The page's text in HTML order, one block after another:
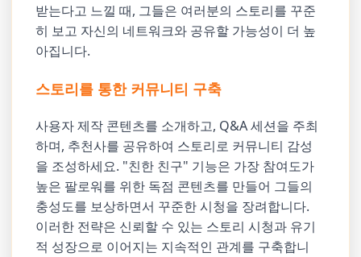
받는다고 느낄 때, 그들은 여러분의 스토리를 꾸준
히 보고 자신의 네트워크와 공유할 가능성이 더 높
아집니다.
스토리를 통한 커뮤니티 구축
사용자 제작 콘텐츠를 소개하고, Q&A 세션을 주최
하며, 추천사를 공유하여 스토리로 커뮤니티 감성
을 조성하세요. "친한 친구" 기능은 가장 참여도가
높은 팔로워를 위한 독점 콘텐츠를 만들어 그들의
충성도를 보상하면서 꾸준한 시청을 장려합니다.
이러한 전략은 신뢰할 수 있는 스토리 시청과 유기
적 성장으로 이어지는 지속적인 관계를 구축합니